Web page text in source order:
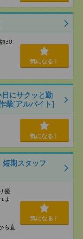
30
気になる！
日にサクッと勤
業[アルバイト]
気になる！
短期スタッフ
優
ま
ら直
気になる！